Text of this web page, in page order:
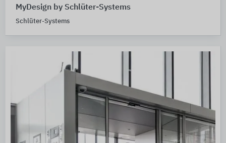
MyDesign by Schlüter-Systems
Schlüter-Systems